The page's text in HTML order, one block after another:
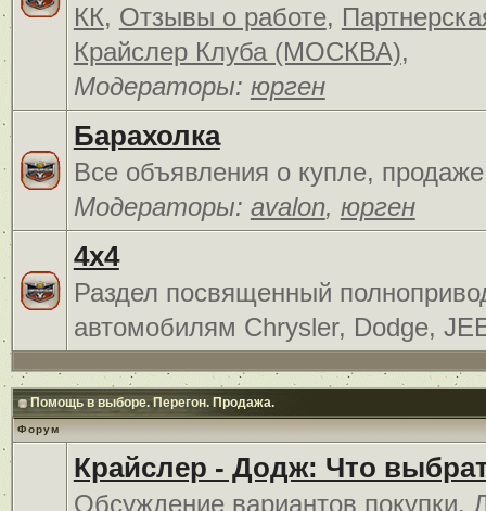
КК, Отзывы о работе,
Крайслер Клуба (МОСКВА),
Модераторы: юрген
Барахолка
Все объявления о купле,
Модераторы: avalon, юрген
4x4
Раздел посвященный
автомобилям Chrysler, Dodge,
Помощь в выборе. Перегон. Продажа.
Форум
Крайслер - Додж: Что
Обсуждение вариантов покупки.